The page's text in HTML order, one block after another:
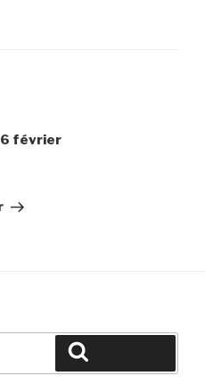
6 février